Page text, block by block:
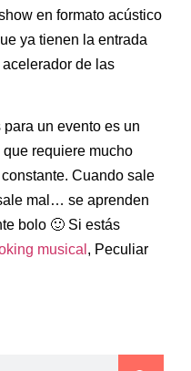
en formato acústico
ya tienen la entrada
de las
un evento es un
requiere mucho
Cuando sale
mal… se aprenden
bolo 🙂 Si estás
musical , Peculiar